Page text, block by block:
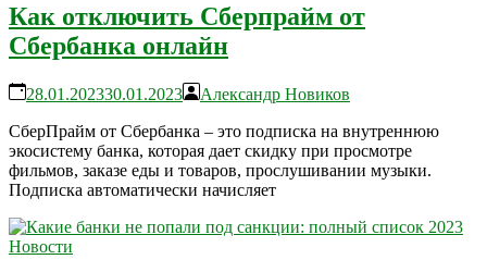
Как отключить Сберпрайм от
Сбербанка онлайн
28.01.202330.01.2023
Александр Новиков
СберПрайм от Сбербанка – это подписка на внутреннюю
экосистему банка, которая дает скидку при просмотре
фильмов, заказе еды и товаров, прослушивании музыки.
Подписка автоматически начисляет
Новости